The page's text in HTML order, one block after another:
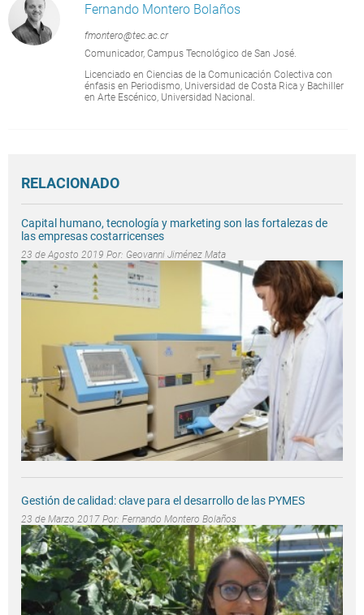
Fernando Montero Bolaños
fmontero@tec.ac.cr
Comunicador, Campus Tecnológico de San José.
Licenciado en Ciencias de la Comunicación Colectiva con
énfasis en Periodismo, Universidad de Costa Rica y Bachiller
en Arte Escénico, Universidad Nacional.
RELACIONADO
Capital humano, tecnología y marketing son las fortalezas de
las empresas costarricenses
23 de Agosto 2019 Por: Geovanni Jiménez Mata
Gestión de calidad: clave para el desarrollo de las PYMES
23 de Marzo 2017 Por: Fernando Montero Bolaños